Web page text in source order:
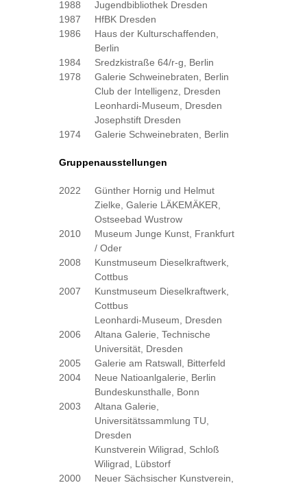
1988
Jugendbibliothek Dresden
1987
HfBK Dresden
1986
Haus der Kulturschaffenden,
Berlin
1984
Sredzkistraße 64/r-g, Berlin
1978
Galerie Schweinebraten, Berlin
Club der Intelligenz, Dresden
Leonhardi-Museum, Dresden
Josephstift Dresden
1974
Galerie Schweinebraten, Berlin
Gruppenausstellungen
2022
Günther Hornig und Helmut
Zielke, Galerie LÄKEMÄKER,
Ostseebad Wustrow
2010
Museum Junge Kunst, Frankfurt
/ Oder
2008
Kunstmuseum Dieselkraftwerk,
Cottbus
2007
Kunstmuseum Dieselkraftwerk,
Cottbus
Leonhardi-Museum, Dresden
2006
Altana Galerie, Technische
Universität, Dresden
2005
Galerie am Ratswall, Bitterfeld
2004
Neue Natioanlgalerie, Berlin
Bundeskunsthalle, Bonn
2003
Altana Galerie,
Universitätssammlung TU,
Dresden
Kunstverein Wiligrad, Schloß
Wiligrad, Lübstorf
2000
Neuer Sächsischer Kunstverein,